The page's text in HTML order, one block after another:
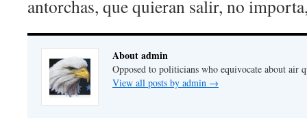
antorchas, que quieran salir, no
About admin
Opposed to politicians who equivocate about air
View all posts by admin →